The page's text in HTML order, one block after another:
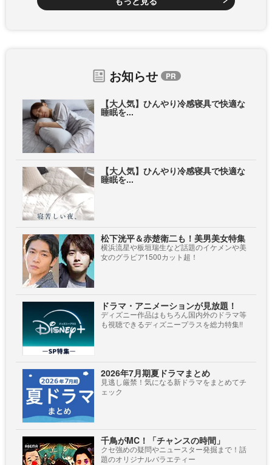
お知らせ
【大人気】ひんやり冷感寝具で快適な
睡眠を...
【大人気】ひんやり冷感寝具で快適な
睡眠を...
松下洸平＆赤楚衛二も！美男美女特集
横浜流星や板垣瑞生など話題のイケメンや美
女のグラビア1500カット超！
ドラマ・アニメーションが見放題！
ディズニー作品はもちろん国内外のドラマ等
も視聴できるディズニープラスを総力特集!!
2026年7月期夏ドラマまとめ
見逃し厳禁！気になる新ドラマをまとめてチ
ェック
千鳥がMC！「チャンスの時間」
クセ強めの疑問やニュースター発掘まで！話
題のオリジナルバラエティー